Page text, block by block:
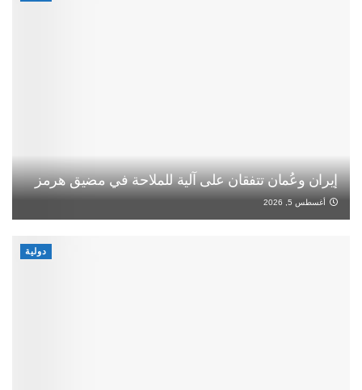
إيران وعُمان تتفقان على آلية للملاحة في مضيق هرمز
أغسطس 5, 2026
دولية